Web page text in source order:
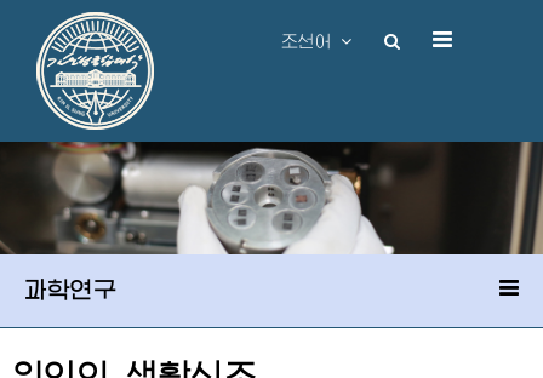
조선어
과학연구